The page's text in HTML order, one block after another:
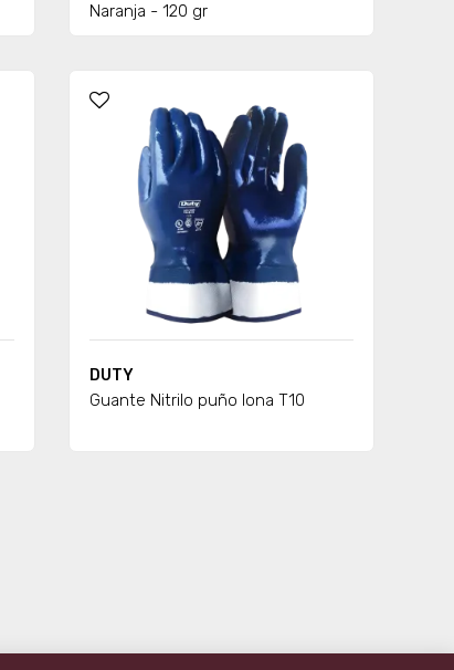
Naranja - 120 gr
DUTY
Guante Nitrilo puño lona T10